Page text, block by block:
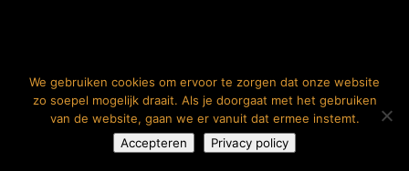
We gebruiken cookies om ervoor te zorgen dat onze website
zo soepel mogelijk draait. Als je doorgaat met het gebruiken
van de website, gaan we er vanuit dat ermee instemt.
Accepteren
Privacy policy